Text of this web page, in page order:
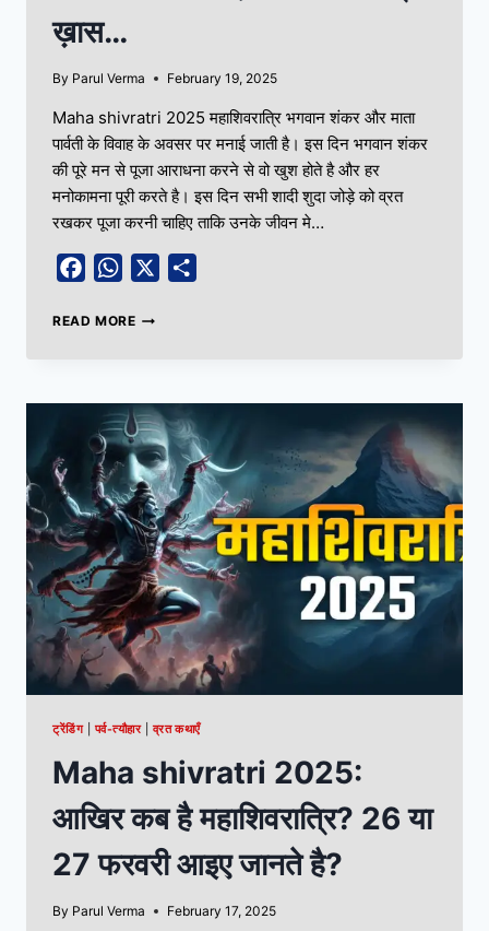
ख़ास…
By Parul Verma February 19, 2025
Maha shivratri 2025 महाशिवरात्रि भगवान शंकर और माता
पार्वती के विवाह के अवसर पर मनाई जाती है। इस दिन भगवान शंकर
की पूरे मन से पूजा आराधना करने से वो खुश होते है और हर
मनोकामना पूरी करते है। इस दिन सभी शादी शुदा जोड़े को व्रत
रखकर पूजा करनी चाहिए ताकि उनके जीवन मे…
FacebookWhatsApp
READ MORE
ट्रेंडिंग|पर्व-त्यौहार|व्रत कथाएँ
Maha shivratri 2025:
आखिर कब है महाशिवरात्रि? 26 या
27 फरवरी आइए जानते है?
By Parul Verma February 17, 2025